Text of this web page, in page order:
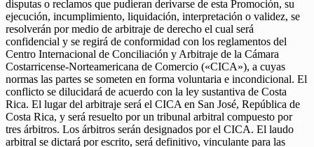
disputas o reclamos que pudieran derivarse de esta Promoción, su
ejecución, incumplimiento, liquidación, interpretación o validez, se
resolverán por medio de arbitraje de derecho el cual será
confidencial y se regirá de conformidad con los reglamentos del
Centro Internacional de Conciliación y Arbitraje de la Cámara
Costarricense-Norteamericana de Comercio («CICA»), a cuyas
normas las partes se someten en forma voluntaria e incondicional. El
conflicto se dilucidará de acuerdo con la ley sustantiva de Costa
Rica. El lugar del arbitraje será el CICA en San José, República de
Costa Rica, y será resuelto por un tribunal arbitral compuesto por
tres árbitros. Los árbitros serán designados por el CICA. El laudo
arbitral se dictará por escrito, será definitivo, vinculante para las